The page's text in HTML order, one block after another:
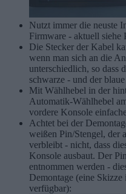
Nutzt immer die neuste
Firmware - aktuell siehe
Die Stecker der Kabel
wenn man sich an die
unterschiedlich, so dass
schwarze - und der
Mit Wählhebel in der
Automatik-Wählhebel
vordere Konsole
Achtet bei der
weißen Pin/Stengel, der
verbleibt - nicht, dass
Konsole ausbaut. Der
entnommen werden -
Demontage (eine
verfügbar):